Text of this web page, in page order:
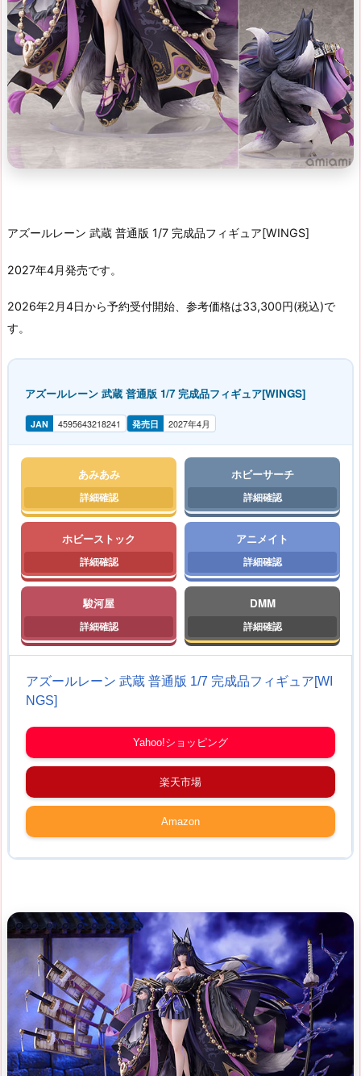
アズールレーン 武蔵 普通版 1/7 完成品フィギュア[WINGS]
2027年4月発売です。
2026年2月4日から予約受付開始、参考価格は33,300円(税込)で
す。
アズールレーン 武蔵 普通版 1/7 完成品フィギュア[WINGS]
JAN 4595643218241 発売日 2027年4月
あみあみ ホビーサーチ
ホビーストック アニメイト
駿河屋 DMM
アズールレーン 武蔵 普通版 1/7 完成品フィギュア[WI
NGS]
Yahoo!ショッピング
楽天市場
Amazon